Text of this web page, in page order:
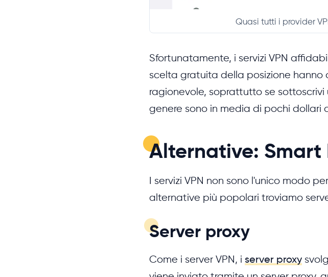
Quasi tutti i provider
Sfortunatamente, i servizi VPN
scelta gratuita della posizione hanno
ragionevole, soprattutto se
genere sono in media di pochi dollari
Alternative: Smart
I servizi VPN non sono l'unico modo
alternative più popolari troviamo
Server proxy
Come i server VPN, i server proxy